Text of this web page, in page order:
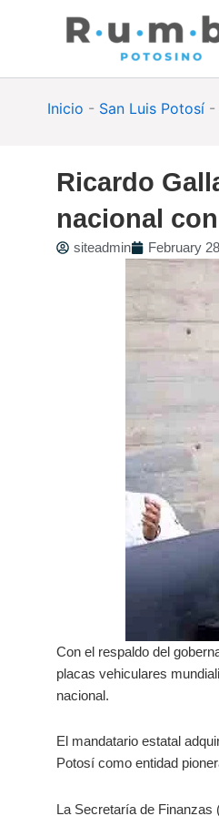
Inicio - San Luis Potosí -
Ricardo
nacional
siteadmin February
Con el respaldo del
placas vehiculares
nacional.
El mandatario estatal
Potosí como entidad
La Secretaría de Finanzas